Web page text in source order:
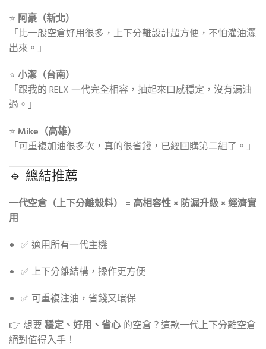
⭐ 阿豪（新北）
「比一般空倉好用很多，上下分離設計超方便，不怕灌油灑
出來。」
⭐小潔（台南）
「跟我的 RELX 一代完全相容，抽起來口感穩定，沒有漏油
過。」
⭐Mike（高雄）
「可重複加油很多次，真的很省錢，已經回購第二組了。」
🔹 總結推薦
一代空倉（上下分離殼料） = 高相容性 × 防漏升級 × 經濟實
用
✅ 適用所有一代主機
✅ 上下分離結構，操作更方便
✅ 可重複注油，省錢又環保
👉 想要穩定、好用、省心的空倉？這款一代上下分離空倉
絕對值得入手！